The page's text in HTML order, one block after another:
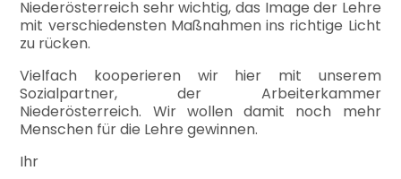
Niederösterreich sehr wichtig, das Image der Lehre
mit verschiedensten Maßnahmen ins richtige Licht
zu rücken.
Vielfach kooperieren wir hier mit unserem
Sozialpartner, der Arbeiterkammer
Niederösterreich. Wir wollen damit noch mehr
Menschen für die Lehre gewinnen.
Ihr